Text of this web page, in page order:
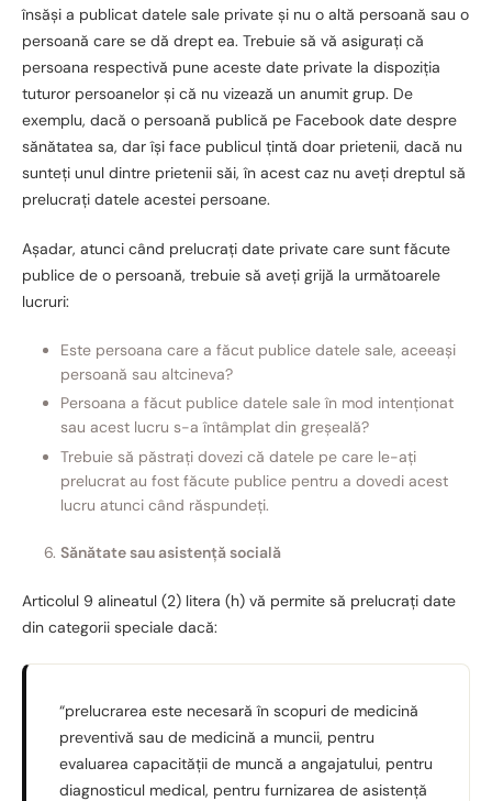
însăși a publicat datele sale private și nu o altă persoană sau o
persoană care se dă drept ea. Trebuie să vă asigurați că
persoana respectivă pune aceste date private la dispoziția
tuturor persoanelor și că nu vizează un anumit grup. De
exemplu, dacă o persoană publică pe Facebook date despre
sănătatea sa, dar își face publicul țintă doar prietenii, dacă nu
sunteți unul dintre prietenii săi, în acest caz nu aveți dreptul să
prelucrați datele acestei persoane.
Așadar, atunci când prelucrați date private care sunt făcute
publice de o persoană, trebuie să aveți grijă la următoarele
lucruri:
Este persoana care a făcut publice datele sale, aceeași
persoană sau altcineva?
Persoana a făcut publice datele sale în mod intenționat
sau acest lucru s-a întâmplat din greșeală?
Trebuie să păstrați dovezi că datele pe care le-ați
prelucrat au fost făcute publice pentru a dovedi acest
lucru atunci când răspundeți.
Sănătate sau asistență socială
Articolul 9 alineatul (2) litera (h) vă permite să prelucrați date
din categorii speciale dacă:
“prelucrarea este necesară în scopuri de medicină
preventivă sau de medicină a muncii, pentru
evaluarea capacității de muncă a angajatului, pentru
diagnosticul medical, pentru furnizarea de asistență